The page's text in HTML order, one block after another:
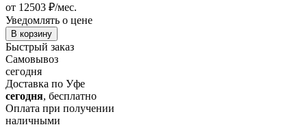
от 12503 ₽/мес.
Уведомлять о цене
В корзину
Быстрый заказ
Самовывоз
сегодня
Доставка по Уфе
сегодня, бесплатно
Оплата при получении
наличными